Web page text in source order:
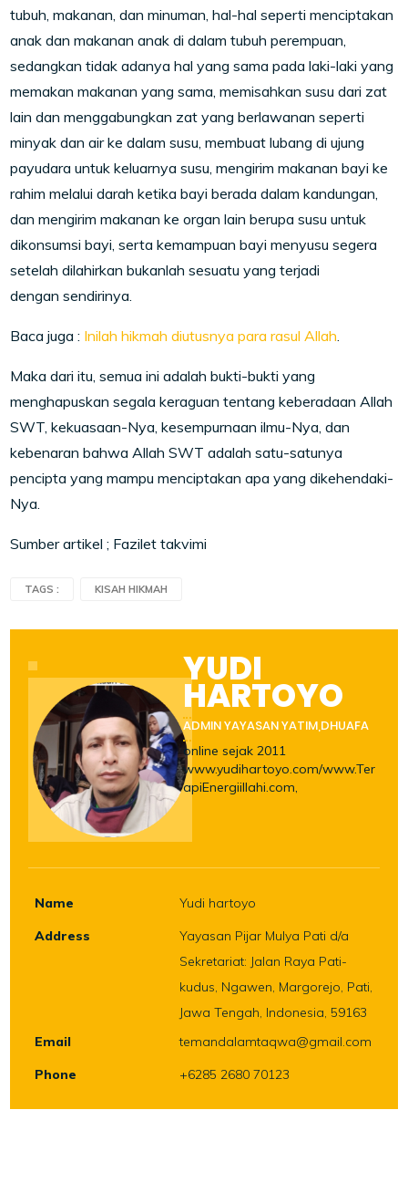
tubuh, makanan, dan minuman, hal-hal seperti menciptakan
anak dan makanan anak di dalam tubuh perempuan,
sedangkan tidak adanya hal yang sama pada laki-laki yang
memakan makanan yang sama, memisahkan susu dari zat
lain dan menggabungkan zat yang berlawanan seperti
minyak dan air ke dalam susu, membuat lubang di ujung
payudara untuk keluarnya susu, mengirim makanan bayi ke
rahim melalui darah ketika bayi berada dalam kandungan,
dan mengirim makanan ke organ lain berupa susu untuk
dikonsumsi bayi, serta kemampuan bayi menyusu segera
setelah dilahirkan bukanlah sesuatu yang terjadi
dengan sendirinya.
Baca juga : Inilah hikmah diutusnya para rasul Allah.
Maka dari itu, semua ini adalah bukti-bukti yang
menghapuskan segala keraguan tentang keberadaan Allah
SWT, kekuasaan-Nya, kesempurnaan ilmu-Nya, dan
kebenaran bahwa Allah SWT adalah satu-satunya
pencipta yang mampu menciptakan apa yang dikehendaki-
Nya.
Sumber artikel ; Fazilet takvimi
TAGS : KISAH HIKMAH
YUDI
HARTOYO
ADMIN YAYASAN YATIM,DHUAFA
online sejak 2011
www.yudihartoyo.com/www.Ter
apiEnergiillahi.com,
Name
Yudi hartoyo
Address
Yayasan Pijar Mulya Pati d/a
Sekretariat: Jalan Raya Pati-
kudus, Ngawen, Margorejo, Pati,
Jawa Tengah, Indonesia, 59163
Email
temandalamtaqwa@gmail.com
Phone
+6285 2680 70123